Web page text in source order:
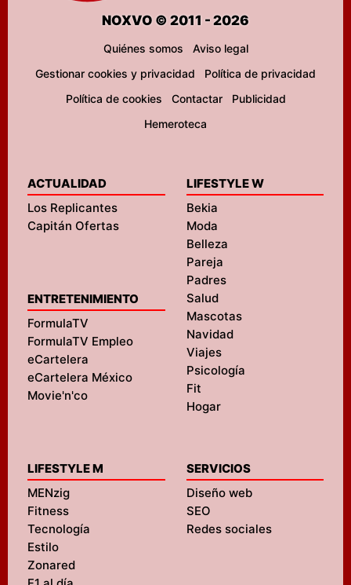
NOXVO © 2011 - 2026
Quiénes somos
Aviso legal
Gestionar cookies y privacidad
Política de privacidad
Política de cookies
Contactar
Publicidad
Hemeroteca
ACTUALIDAD
Los Replicantes
Capitán Ofertas
ENTRETENIMIENTO
FormulaTV
FormulaTV Empleo
eCartelera
eCartelera México
Movie'n'co
LIFESTYLE W
Bekia
Moda
Belleza
Pareja
Padres
Salud
Mascotas
Navidad
Viajes
Psicología
Fit
Hogar
LIFESTYLE M
MENzig
Fitness
Tecnología
Estilo
Zonared
SERVICIOS
Diseño web
SEO
Redes sociales